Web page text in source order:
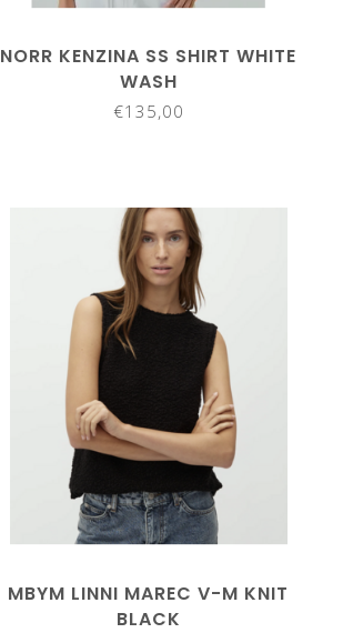
NORR KENZINA SS SHIRT WHITE
WASH
€135,00
MBYM LINNI MAREC V-M KNIT
BLACK